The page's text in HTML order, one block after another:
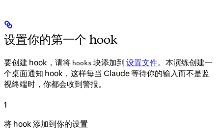
设置你的第一个 hook
要创建 hook，请将 hooks 块添加到 设置文件。本演练创建一
个桌面通知 hook，这样每当 Claude 等待你的输入而不是监
视终端时，你都会收到警报。
1
将 hook 添加到你的设置